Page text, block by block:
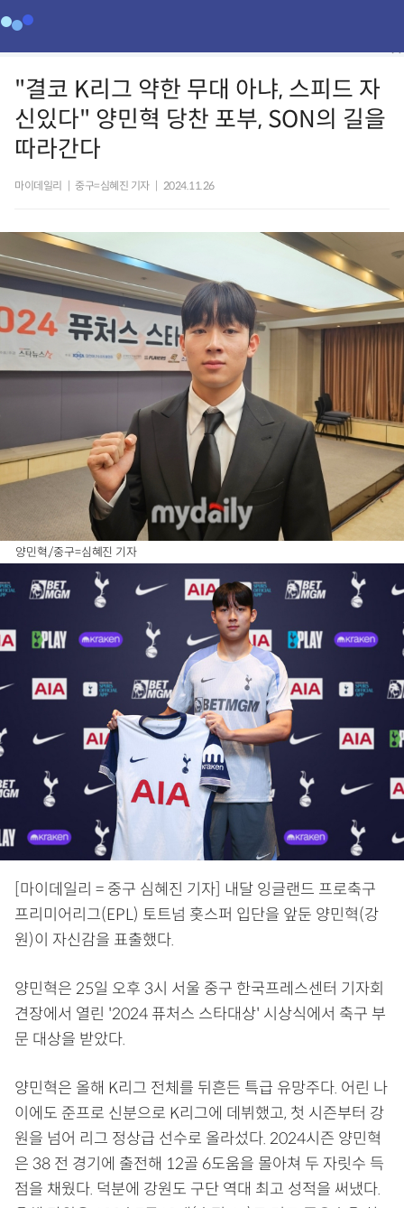
"결코 K리그 약한 무대 아냐, 스피드 자
신있다" 양민혁 당찬 포부, SON의 길을
따라간다
마이데일리 중구=심혜진 기자 2024.11.26
양민혁./중구=심혜진 기자
[마이데일리 = 중구 심혜진 기자] 내달 잉글랜드 프로축구
프리미어리그(EPL) 토트넘 홋스퍼 입단을 앞둔 양민혁(강
원)이 자신감을 표출했다.
양민혁은 25일 오후 3시 서울 중구 한국프레스센터 기자회
견장에서 열린 '2024 퓨처스 스타대상' 시상식에서 축구 부
문 대상을 받았다.
양민혁은 올해 K리그 전체를 뒤흔든 특급 유망주다. 어린 나
이에도 준프로 신분으로 K리그에 데뷔했고, 첫 시즌부터 강
원을 넘어 리그 정상급 선수로 올라섰다. 2024시즌 양민혁
은 38 전 경기에 출전해 12골 6도움을 몰아쳐 두 자릿수 득
점을 채웠다. 덕분에 강원도 구단 역대 최고 성적을 써냈다.